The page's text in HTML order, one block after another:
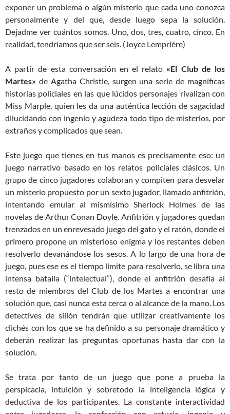
exponer un problema o algún misterio que cada uno conozca
personalmente y del que, desde luego sepa la solución.
Dejadme ver cuántos somos. Uno, dos, tres, cuatro, cinco. En
realidad, tendríamos que ser seis. (Joyce Lempriére)
A partir de esta conversación en el relato «El Club de los
Martes» de Agatha Christie, surgen una serie de magníficas
historias policiales en las que lúcidos personajes rivalizan con
Miss Marple, quien les da una auténtica lección de sagacidad
dilucidando con ingenio y agudeza todo tipo de misterios, por
extraños y complicados que sean.
Este juego que tienes en tus manos es precisamente eso: un
juego narrativo basado en los relatos policiales clásicos. Un
grupo de cinco jugadores colaboran y compiten para desvelar
un misterio propuesto por un sexto jugador, llamado anfitrión,
intentando emular al mismísimo Sherlock Holmes de las
novelas de Arthur Conan Doyle. Anfitrión y jugadores quedan
trenzados en un enrevesado juego del gato y el ratón, donde el
primero propone un misterioso enigma y los restantes deben
resolverlo devanándose los sesos. A lo largo de una hora de
juego, pues ese es el tiempo límite para resolverlo, se libra una
intensa batalla (“intelectual”), donde el anfitrión desafía al
resto de miembros del Club de los Martes a encontrar una
solución que, casi nunca esta cerca o al alcance de la mano. Los
detectives de sillón tendrán que utilizar creativamente los
clichés con los que se ha definido a su personaje dramático y
deberán realizar las preguntas oportunas hasta dar con la
solución.
Se trata por tanto de un juego que pone a prueba la
perspicacia, intuición y sobretodo la inteligencia lógica y
deductiva de los participantes. La constante interactividad